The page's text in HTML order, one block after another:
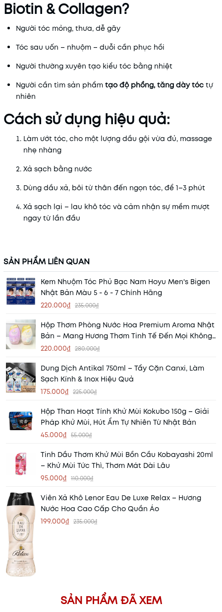
Biotin & Collagen?
Người tóc mỏng, thưa, dễ gãy
Tóc sau uốn – nhuộm – duỗi cần phục hồi
Người thường xuyên tạo kiểu tóc bằng nhiệt
Người cần tìm sản phẩm tạo độ phồng, tăng dày tóc tự
nhiên
Cách sử dụng hiệu quả:
Làm ướt tóc, cho một lượng dầu gội vừa đủ, massage
nhẹ nhàng
Xả sạch bằng nước
Dùng dầu xả, bôi từ thân đến ngọn tóc, để 1–3 phút
Xả sạch lại – lau khô tóc và cảm nhận sự mềm mượt
ngay từ lần đầu
SẢN PHẨM LIÊN QUAN
Kem Nhuộm Tóc Phủ Bạc Nam Hoyu Men's Bigen
Nhật Bản Màu 5 - 6 - 7 Chính Hãng
220.000₫ 235.000₫
Hộp Thơm Phòng Nước Hoa Premium Aroma Nhật
Bản – Mang Hương Thơm Tinh Tế Đến Mọi Không
Gian
220.000₫ 280.000₫
Dung Dịch Antikal 750ml – Tẩy Cặn Canxi, Làm
Sạch Kính & Inox Hiệu Quả
175.000₫ 225.000₫
Hộp Than Hoạt Tính Khử Mùi Kokubo 150g – Giải
Pháp Khử Mùi, Hút Ẩm Tự Nhiên Từ Nhật Bản
45.000₫ 55.000₫
Tinh Dầu Thơm Khử Mùi Bồn Cầu Kobayashi 20ml
– Khử Mùi Tức Thì, Thơm Mát Dài Lâu
95.000₫ 110.000₫
Viên Xả Khô Lenor Eau De Luxe Relax – Hương
Nước Hoa Cao Cấp Cho Quần Áo
199.000₫ 235.000₫
SẢN PHẨM ĐÃ XEM